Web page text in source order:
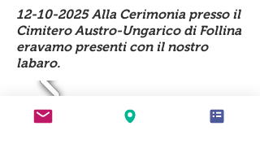
12-10-2025Alla Cerimonia presso il
Cimitero Austro-Ungarico di Follina
eravamo presenti con il nostro
labaro.